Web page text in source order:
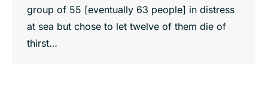
group of 55 [eventually 63 people] in distress
at sea but chose to let twelve of them die of
thirst…